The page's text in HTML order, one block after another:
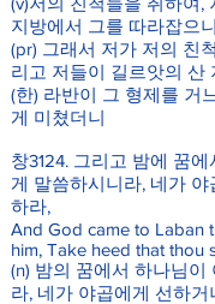
지방에서 그를 따라잡으
(pr) 그래서 저가 저의 친
리고 저들이 길르앗의 산
(한) 라반이 그 형제를 거
게 미쳤더니
창3124. 그리고 밤에 꿈
게 말씀하시니라, 네가
하라,
And God came to Laban
him, Take heed that
(n) 밤의 꿈에서 하나님
라, 네가 야곱에게 선하